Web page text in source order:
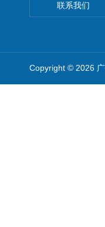
联系我们
Copyright © 2026